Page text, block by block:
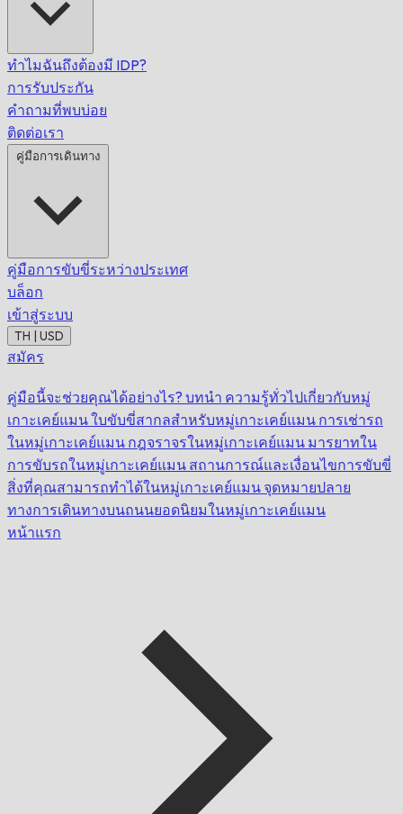
ทำไมฉันถึงต้องมี IDP?
การรับประกัน
คำถามที่พบบ่อย
ติดต่อเรา
คู่มือการเดินทาง
คู่มือการขับขี่ระหว่างประเทศ
บล็อก
เข้าสู่ระบบ
TH | USD
สมัคร
คู่มือนี้จะช่วยคุณได้อย่างไร? บทนำ ความรู้ทั่วไปเกี่ยวกับหมู่
เกาะเคย์แมนใบขับขี่สากลสำหรับหมู่เกาะเคย์แมน การเช่ารถ
ในหมู่เกาะเคย์แมน กฎจราจรในหมู่เกาะเคย์แมน มารยาทใน
การขับรถในหมู่เกาะเคย์แมน สถานการณ์และเงื่อนไขการขับขี่
สิ่งที่คุณสามารถทำได้ในหมู่เกาะเคย์แมน จุดหมายปลาย
ทางการเดินทางบนถนนยอดนิยมในหมู่เกาะเคย์แมน
หน้าแรก